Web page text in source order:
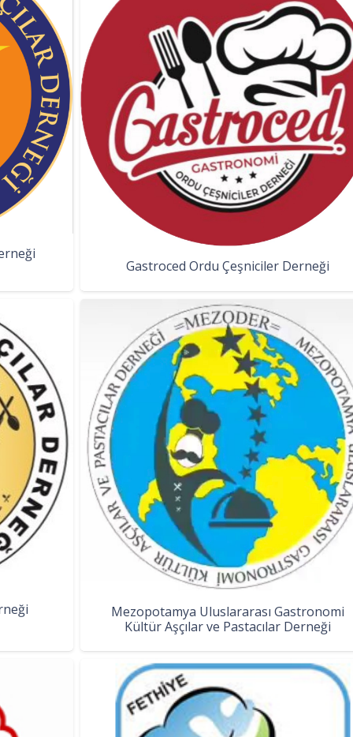
Gastroced Ordu Çeşniciler Derneği
Mezopotamya Uluslararası Gastronomi
Kültür Aşçılar ve Pastacılar Derneği